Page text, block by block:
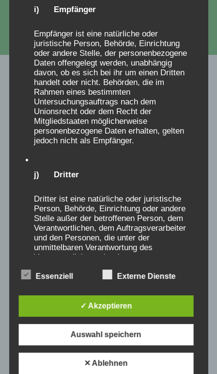
i) Empfänger
Empfänger ist eine natürliche oder
juristische Person, Behörde, Einrichtung
oder andere Stelle, der personenbezogene
Daten offengelegt werden, unabhängig
davon, ob es sich bei ihr um einen Dritten
handelt oder nicht. Behörden, die im
Rahmen eines bestimmten
Untersuchungsauftrags nach dem
Unionsrecht oder dem Recht der
Mitgliedstaaten möglicherweise
personenbezogene Daten erhalten, gelten
jedoch nicht als Empfänger.
j) Dritter
Dritter ist eine natürliche oder juristische
Person, Behörde, Einrichtung oder andere
Stelle außer der betroffenen Person, dem
Verantwortlichen, dem Auftragsverarbeiter
und den Personen, die unter der
unmittelbaren Verantwortung des
Verantwortlichen oder des
personenbezogenen Daten zu verarbeiten.
k) Einwilligung
Einwilligung ist jede von der betroffenen
Person freiwillig für den bestimmten Fall in
informierter Weise und unmissverständlich
abgegebene Willensbekundung in Form einer
Essenziell Externe Dienste
✓ Akzeptieren
Auswahl speichern
✕ Ablehnen